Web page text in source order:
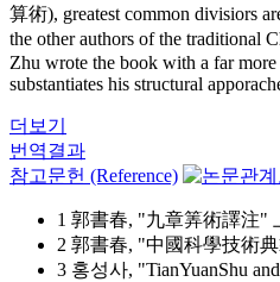
算術), greatest common divisiors
the other authors of the traditional
Zhu wrote the book with a far
substantiates his structural
더보기
번역결과
참고문헌 (Reference)
1 郭書春, "九章筭術譯注"
2 郭書春, "中國科學技術
3 홍성사, "TianYuanShu